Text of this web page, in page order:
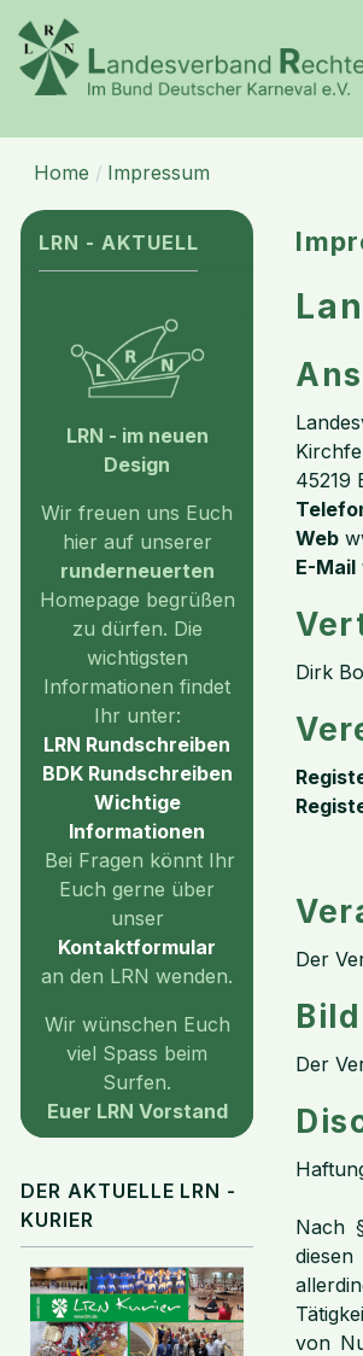
Home Impressum
45219
Web
E-Mail
Dirk
Der
Der
Nach
von
LRN - AKTUELL
LRN - im neuen
Design
Wir freuen uns Euch
hier auf unserer
runderneuerten
Homepage begrüßen
zu dürfen. Die
wichtigsten
Informationen findet
Ihr unter:
LRN Rundschreiben
BDK Rundschreiben
Wichtige
Informationen
Bei Fragen könnt Ihr
Euch gerne über
unser
Kontaktformular
an den LRN wenden.
Wir wünschen Euch
viel Spass beim
Surfen.
Euer LRN Vorstand
DER AKTUELLE LRN -
KURIER